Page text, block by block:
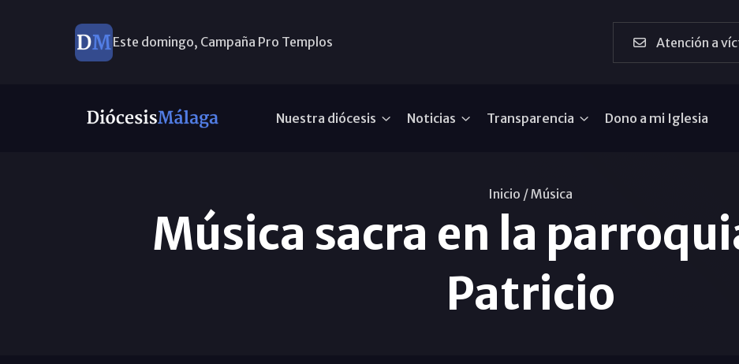
Este domingo, Campaña Pro Templos Atención a
Nuestra diócesis Noticias Transparencia Dono a mi Iglesia
Inicio /Música
Música sacra en la
Patricio